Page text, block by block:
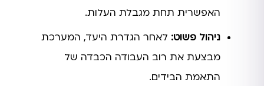
האפשרית תחת מגבלת העלות.
ניהול פשוט: לאחר הגדרת היעד, המערכת
מבצעת את רוב העבודה הכבדה של
התאמת הבידים.